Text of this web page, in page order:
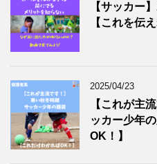
【サッカー
【これを伝
2025/04/23
【これが主
ッカー少年
OK！】